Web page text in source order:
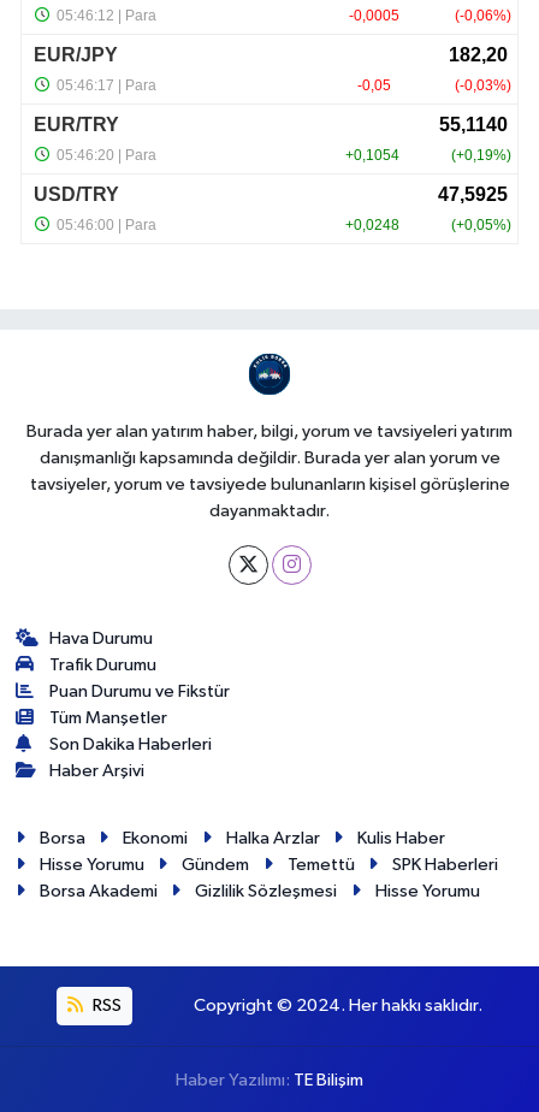
Burada yer alan yatırım haber, bilgi, yorum ve tavsiyeleri yatırım
danışmanlığı kapsamında değildir. Burada yer alan yorum ve
tavsiyeler, yorum ve tavsiyede bulunanların kişisel görüşlerine
dayanmaktadır.
Hava Durumu
Trafik Durumu
Puan Durumu ve Fikstür
Tüm Manşetler
Son Dakika Haberleri
Haber Arşivi
Borsa Ekonomi Halka Arzlar
Kulis Haber
Hisse Yorumu
Gündem Temettü
SPK Haberleri
Borsa Akademi
Gizlilik Sözleşmesi Hisse Yorumu
RSS Copyright © 2024. Her hakkı saklıdır.
Haber Yazılımı: TE Bilişim